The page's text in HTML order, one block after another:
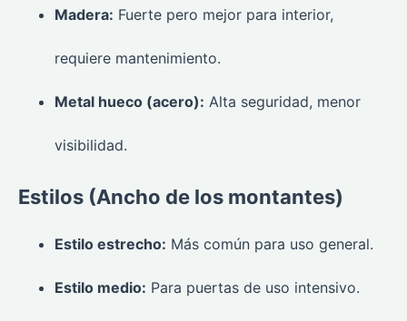
Madera: Fuerte pero mejor para interior,
requiere mantenimiento.
Metal hueco (acero): Alta seguridad, menor
visibilidad.
Estilos (Ancho de los montantes)
Estilo estrecho: Más común para uso general.
Estilo medio: Para puertas de uso intensivo.